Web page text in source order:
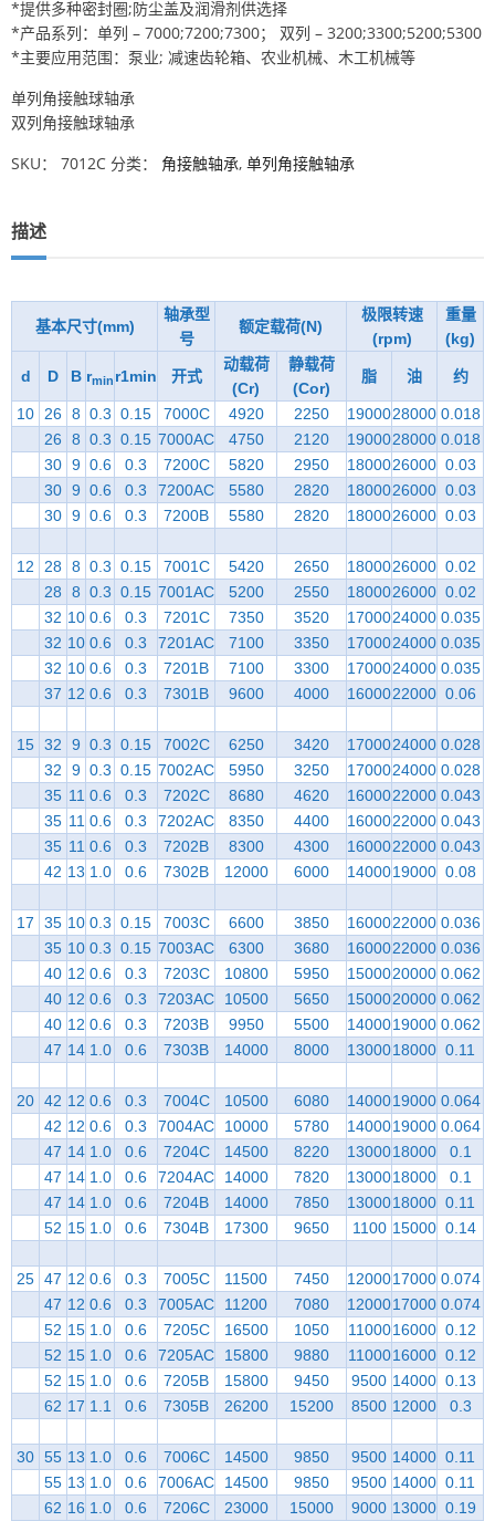
*提供多种密封圈;防尘盖及润滑剂供选择
*产品系列：单列 – 7000;7200;7300； 双列 – 3200;3300;5200;5300
*主要应用范围：泵业; 减速齿轮箱、农业机械、木工机械等
单列角接触球轴承
双列角接触球轴承
SKU： 7012C 分类： 角接触轴承, 单列角接触轴承
描述
基本尺寸(mm)
轴承型
号
额定载荷(N)
极限转速
(rpm)
重量
(kg)
d D B rmin r1min 开式
动载荷
(Cr)
静载荷
(Cor)
脂 油 约
10 26 8 0.3 0.15 7000C 4920 2250 1900028000 0.018
26
8 0.3 0.15 7000AC 4750 2120 1900028000 0.018
30 9 0.6 0.3 7200C 5820 2950 1800026000 0.03
30 9 0.6 0.3 7200AC 5580 2820 1800026000 0.03
30 9 0.6 0.3 7200B 5580 2820 1800026000 0.03
12 28 8 0.3 0.15 7001C 5420 2650 1800026000 0.02
28
8 0.3 0.15 7001AC 5200 2550 1800026000 0.02
32 10 0.6 0.3 7201C 7350 3520 1700024000 0.035
32 10 0.6 0.3 7201AC 7100 3350 1700024000 0.035
32 10 0.6 0.3 7201B 7100 3300 1700024000 0.035
37 12 0.6 0.3 7301B 9600 4000 1600022000 0.06
15 32 9 0.3 0.15 7002C 6250 3420 1700024000 0.028
32
9 0.3 0.15 7002AC 5950 3250 1700024000 0.028
35 11 0.6 0.3 7202C 8680 4620 1600022000 0.043
35 11 0.6 0.3 7202AC 8350 4400 1600022000 0.043
35 11 0.6 0.3 7202B 8300 4300 1600022000 0.043
42 13 1.0 0.6 7302B 12000 6000 1400019000 0.08
17 35 10 0.3 0.15 7003C 6600 3850 1600022000 0.036
35 10 0.3 0.15 7003AC 6300 3680 1600022000 0.036
40 12 0.6 0.3 7203C 10800 5950 1500020000 0.062
40 12 0.6 0.3 7203AC 10500 5650 1500020000 0.062
40 12 0.6 0.3 7203B 9950 5500 1400019000 0.062
47 14 1.0 0.6 7303B 14000 8000 1300018000 0.11
20 42 12 0.6 0.3 7004C 10500 6080 1400019000 0.064
42 12 0.6 0.3 7004AC 10000 5780 1400019000 0.064
47 14 1.0 0.6 7204C 14500 8220 1300018000
0.1
47 14 1.0 0.6 7204AC 14000 7820 1300018000
0.1
47 14 1.0 0.6 7204B 14000 7850 1300018000 0.11
52 15 1.0 0.6 7304B 17300 9650 1100 15000 0.14
25 47 12 0.6 0.3 7005C 11500 7450 1200017000 0.074
47 12 0.6 0.3 7005AC 11200 7080 1200017000 0.074
52 15 1.0 0.6 7205C 16500 1050 1100016000 0.12
52 15 1.0 0.6 7205AC 15800 9880 1100016000 0.12
52 15 1.0 0.6 7205B 15800 9450 9500 14000 0.13
62 17 1.1 0.6 7305B 26200 15200 8500 12000 0.3
30 55 13 1.0 0.6 7006C 14500 9850 9500 14000 0.11
55 13 1.0 0.6 7006AC 14500 9850 9500 14000 0.11
62 16 1.0 0.6 7206C 23000 15000 9000 13000 0.19